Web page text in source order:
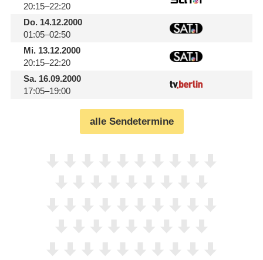
20:15–22:20
Do.14.12.2000
01:05–02:50
Mi.13.12.2000
20:15–22:20
Sa.16.09.2000
17:05–19:00
alle Sendetermine